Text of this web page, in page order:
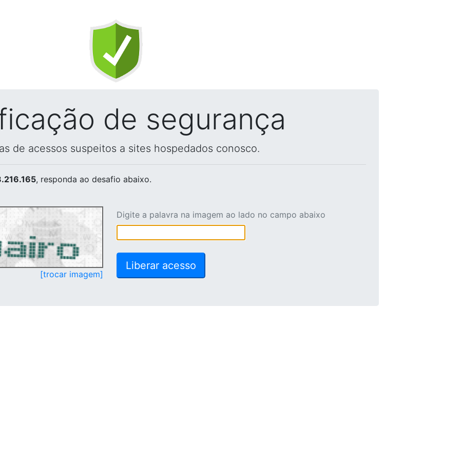
de segurança
de acessos suspeitos a sites hospedados conosco.
, responda ao desafio abaixo.
[trocar imagem]
Digite a palavra na imagem ao lado no campo abaixo